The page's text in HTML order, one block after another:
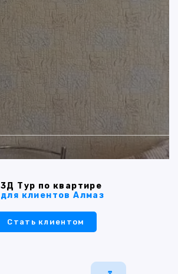
3Д Тур по квартире
для клиентов Алмаз
Стать клиентом